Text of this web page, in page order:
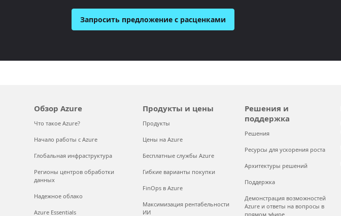
Запросить предложение с расценками
Обзор Azure
Что такое Azure?
Начало работы с Azure
Глобальная инфраструктура
Регионы центров обработки
данных
Надежное облако
Azure Essentials
Продукты и цены
Продукты
Цены на Azure
Бесплатные службы Azure
Гибкие варианты покупки
FinOps в Azure
Максимизация рентабельности
ИИ
Решения и
поддержка
Решения
Ресурсы для ускорения роста
Архитектуры решений
Поддержка
Демонстрация возможностей
Azure и ответы на вопросы в
прямом эфире